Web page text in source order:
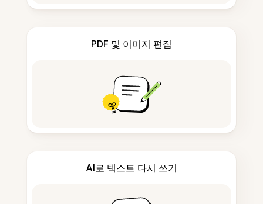
PDF 및 이미지 편집
AI로 텍스트 다시 쓰기